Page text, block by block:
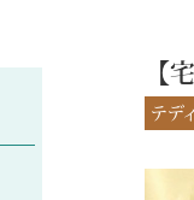
【
テデ